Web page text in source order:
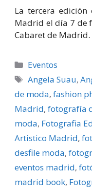
La tercera
Madrid el día 7 de
Cabaret de Madrid.
Categorías
Eventos
Etiquetas
Angela Suau,
de moda, fashion
Madrid, fotografía
moda, Fotografia
Artistico Madrid,
desfile moda,
eventos madrid,
madrid book,